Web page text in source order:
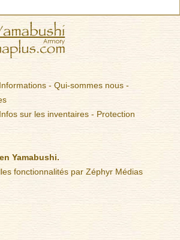
Informations - Qui-sommes nous-
Infos sur les inventaires - Protection
Yamabushi.
fonctionnalités par Zéphyr Médias